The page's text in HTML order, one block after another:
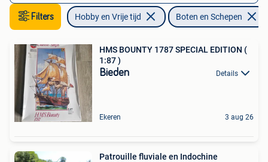
Filters Hobby en Vrije tijd Boten en Schepen
HMS BOUNTY 1787 SPECIAL EDITION (
1:87 )
Bieden Details
Ekeren 3 aug 26
Patrouille fluviale en Indochine